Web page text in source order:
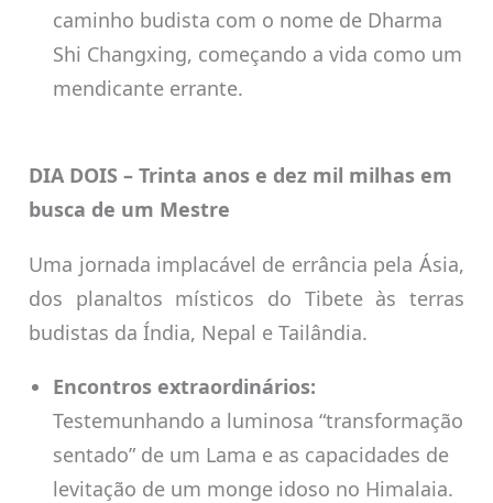
caminho budista com o nome de Dharma
Shi Changxing, começando a vida como um
mendicante errante.
DIA DOIS – Trinta anos e dez mil milhas em
busca de um Mestre
Uma jornada implacável de errância pela Ásia,
dos planaltos místicos do Tibete às terras
budistas da Índia, Nepal e Tailândia.
Encontros extraordinários:
Testemunhando a luminosa “transformação
sentado” de um Lama e as capacidades de
levitação de um monge idoso no Himalaia.